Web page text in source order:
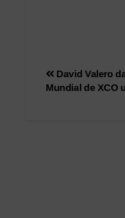
David Valero
Mundial de XCO